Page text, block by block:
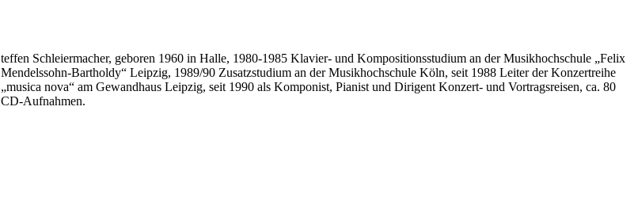
teffen Schleiermacher, geboren 1960 in Halle, 1980-1985 Klavier- und Kompositionsstudium an der Musikhochschule „Felix
Mendelssohn-Bartholdy“ Leipzig, 1989/90 Zusatzstudium an der Musikhochschule Köln, seit 1988 Leiter der Konzertreihe
„musica nova“ am Gewandhaus Leipzig, seit 1990 als Komponist, Pianist und Dirigent Konzert- und Vortragsreisen, ca. 80
CD-Aufnahmen.